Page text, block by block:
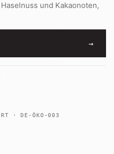
und Kakaonoten,
→
· DE-ÖKO-003